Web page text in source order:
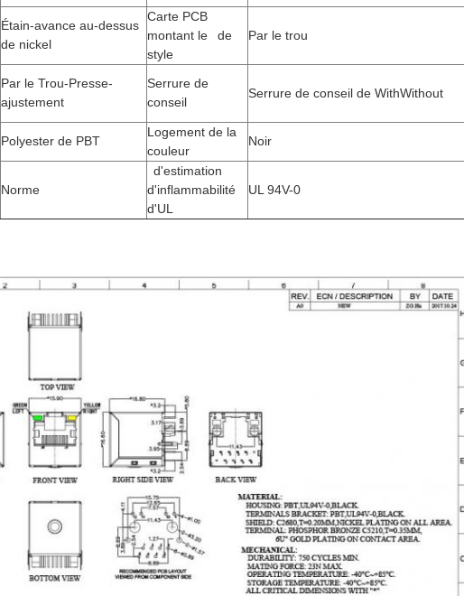
Étain-avance au-dessus
de nickel
Carte PCB
montant le de
style
Par le trou
Par le Trou-Presse-
ajustement
Serrure de
conseil
Serrure de conseil de WithWithout
Polyester de PBT
Logement de la
couleur
Noir
Norme
d'estimation
d'inflammabilité
d'UL
UL 94V-0